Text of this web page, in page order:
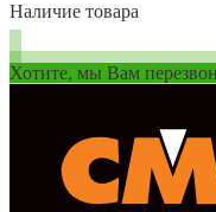
Наличие товара
Хотите, мы Вам